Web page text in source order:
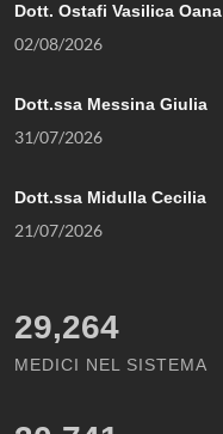
Dott. Ostafi Vasilica Oana
02/08/2026
Dott.ssa Messina Giulia
31/07/2026
Dott.ssa Midulla Cecilia
21/07/2026
29,264
MEDICI NEL SISTEMA